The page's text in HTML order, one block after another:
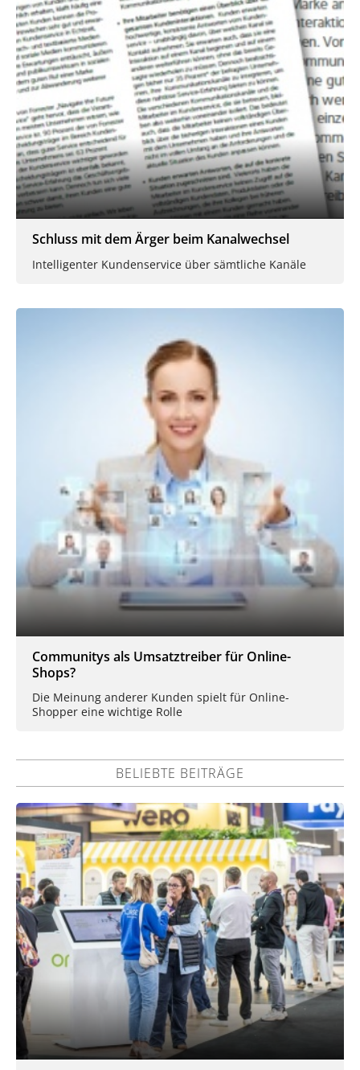
Schluss mit dem Ärger beim Kanalwechsel
Intelligenter Kundenservice über sämtliche Kanäle
Communitys als Umsatztreiber für Online-
Shops?
Die Meinung anderer Kunden spielt für Online-
Shopper eine wichtige Rolle
BELIEBTE BEITRÄGE